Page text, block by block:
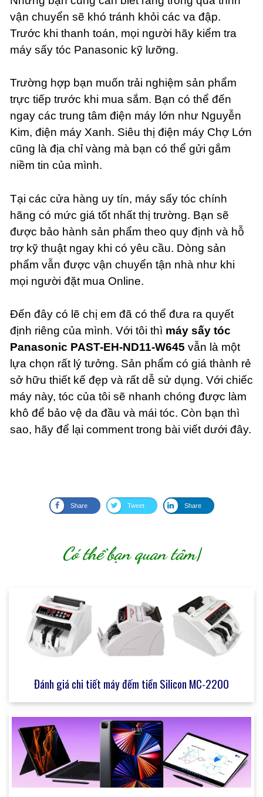
vận chuyển sẽ khó tránh khỏi các va đập.
Trước khi thanh toán, mọi người hãy kiểm tra
máy sấy tóc Panasonic kỹ lưỡng.
Trường hợp bạn muốn trải nghiệm sản phẩm
trực tiếp trước khi mua sắm. Bạn có thể đến
ngay các trung tâm điện máy lớn như Nguyễn
Kim, điện máy Xanh. Siêu thị điện máy Chợ Lớn
cũng là địa chỉ vàng mà bạn có thể gửi gắm
niềm tin của mình.
Tại các cửa hàng uy tín, máy sấy tóc chính
hãng có mức giá tốt nhất thị trường. Bạn sẽ
được bảo hành sản phẩm theo quy định và hỗ
trợ kỹ thuật ngay khi có yêu cầu. Dòng sản
phẩm vẫn được vận chuyển tận nhà như khi
mọi người đặt mua Online.
Đến đây có lẽ chị em đã có thể đưa ra quyết
định riêng của mình. Với tôi thì máy sấy tóc
Panasonic PAST-EH-ND11-W645 vẫn là một
lựa chọn rất lý tưởng. Sản phẩm có giá thành rẻ
sở hữu thiết kế đẹp và rất dễ sử dụng. Với chiếc
máy này, tóc của tôi sẽ nhanh chóng được làm
khô để bảo vệ da đầu và mái tóc. Còn bạn thì
sao, hãy để lại comment trong bài viết dưới đây.
Share Tweet Share
Có thể bạn quan tâm|
Đánh giá chi tiết máy đếm tiền Silicon MC-2200